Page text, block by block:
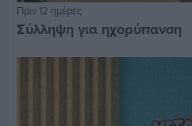
Πριν 12 ημέρες
Σύλληψη για ηχορύπανση